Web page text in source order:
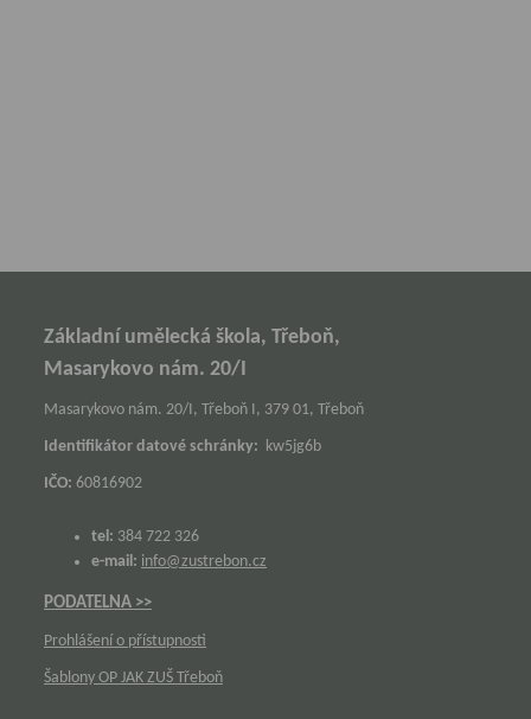
Základní umělecká škola, Třeboň,
Masarykovo nám. 20/I
Masarykovo nám. 20/I, Třeboň I, 379 01, Třeboň
Identifikátor datové schránky: kw5jg6b
IČO: 60816902
tel: 384 722 326
e-mail: info@zustrebon.cz
PODATELNA >>
Prohlášení o přístupnosti
Šablony OP JAK ZUŠ Třeboň